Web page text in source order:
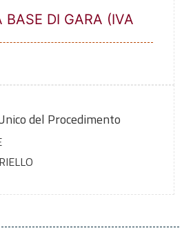
BASE DI GARA (IVA
del Procedimento